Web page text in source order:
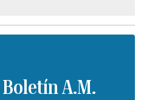
Boletín A.M.